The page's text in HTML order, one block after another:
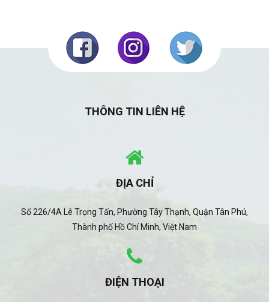
THÔNG TIN LIÊN HỆ
ĐỊA CHỈ
Số 226/4A Lê Trọng Tấn, Phường Tây Thạnh, Quận Tân Phú,
Thành phố Hồ Chí Minh, Việt Nam
ĐIỆN THOẠI